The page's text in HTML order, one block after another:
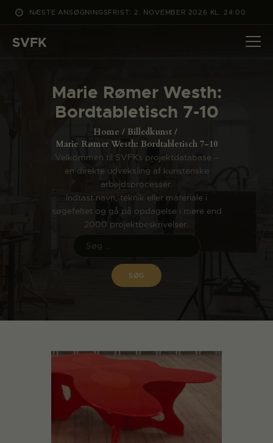
NÆSTE ANSØGNINGSFRIST: 2. NOVEMBER 2026 KL. 24:00
SVFK
Marie Rømer Westh:
Bordtabletisch 7-10
Home
Billedkunst
Marie Rømer Westh: Bordtabletisch 7-10
Velkommen til SVFKs projektdatabase –
en direkte udveksling af kunsteriske
arbejdsprocesser.
Indtast navn, teknik eller materiale i
søgefeltet og gå på opdagelse i mere end
2000 projektbeskrivelser.
DET SKER
PROJEKTER
ANSØG
OM SVFK
ENGLISH